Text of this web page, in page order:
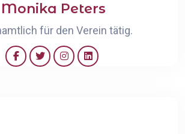
Monika Peters
für den Verein tätig.